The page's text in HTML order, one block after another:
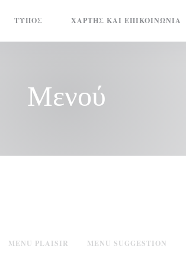
ΤΎΠΟΣ ΧΆΡΤΗΣ ΚΑΙ ΕΠΙΚΟΙΝΩΝΊΑ
Μενού
MENU PLAISIR MENU SUGGESTION